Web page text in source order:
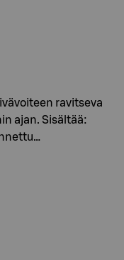
ravitseva
ajan. Sisältää: